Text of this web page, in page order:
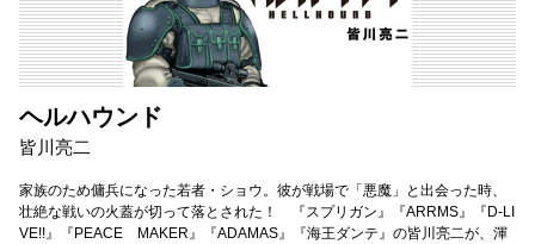
ヘルハウンド
皆川亮二
家族のため傭兵になった若者・ショウ。彼が戦場で「悪魔」と出会った時、
壮絶な戦いの火蓋が切って落とされた！ 『スプリガン』『ARRMS』『D-LI
VE!!』『PEACE MAKER』『ADAMAS』『海王ダンテ』の皆川亮二が、渾